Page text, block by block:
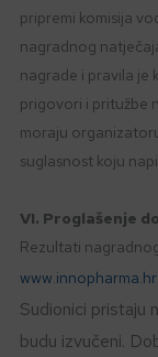
pripremi komisija
nagradnog
nagrade i pravila je
prigovori i pritužbe
moraju
suglasnost koju
VI. Proglašenje
Rezultati
www.innopharma.hr
Sudionici pristaju
budu izvučeni.